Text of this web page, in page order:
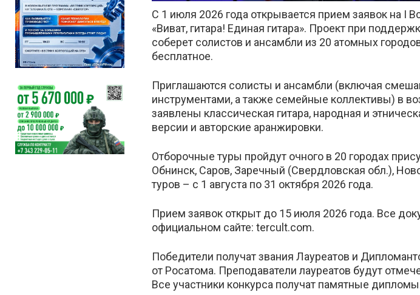
Вконтакте
С 1 июля 2026 года открывается прием заявок на I
«Виват, гитара! Единая гитара». Проект при
соберет солистов и ансамбли из 20 атомных
бесплатное.
Приглашаются солисты и ансамбли (включая
инструментами, а также семейные коллективы) в
заявлены классическая гитара, народная и
версии и авторские аранжировки.
Отборочные туры пройдут очного в 20 городах
Обнинск, Саров, Заречный (Свердловская обл.),
туров – с 1 августа по 31 октября 2026 года.
Прием заявок открыт до 15 июля 2026 года. Все
официальном сайте: tercult.com.
Победители получат звания Лауреатов и
от Росатома. Преподаватели лауреатов будут
Все участники конкурса получат памятные